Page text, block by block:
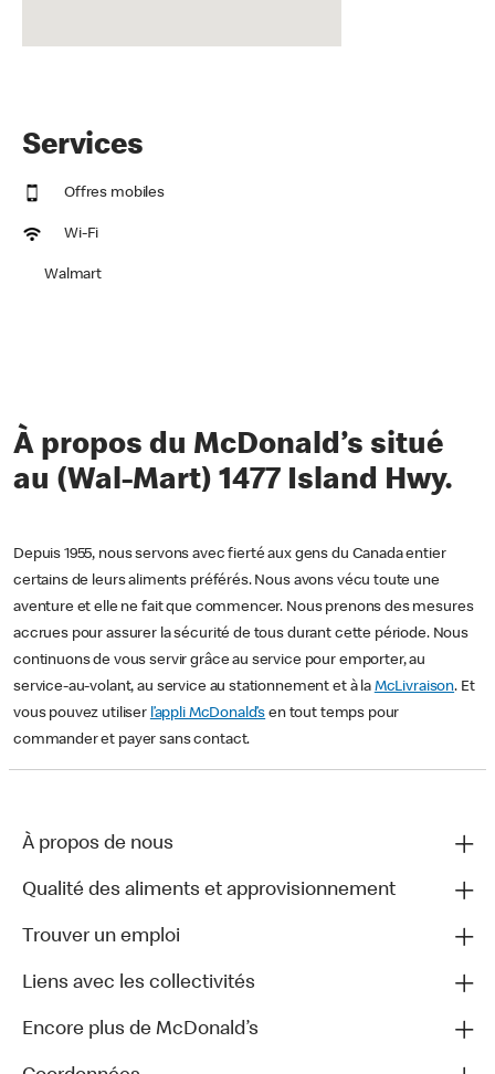
Services
Offres mobiles
Wi-Fi
Walmart
À propos du McDonald’s situé
au (Wal-Mart) 1477 Island Hwy.
Depuis 1955, nous servons avec fierté aux gens du Canada entier
certains de leurs aliments préférés. Nous avons vécu toute une
aventure et elle ne fait que commencer. Nous prenons des mesures
accrues pour assurer la sécurité de tous durant cette période. Nous
continuons de vous servir grâce au service pour emporter, au
service-au-volant, au service au stationnement et à la McLivraison. Et
vous pouvez utiliser l’appli McDonald’s en tout temps pour
commander et payer sans contact.
À propos de nous
Qualité des aliments et approvisionnement
Trouver un emploi
Liens avec les collectivités
Encore plus de McDonald’s